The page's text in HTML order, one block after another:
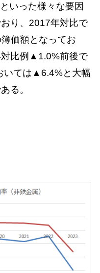
いった様々な要因
り、2017年対比で
価額となってお
対比例▲1.0%前後で
いては▲6.4%と大幅
る。